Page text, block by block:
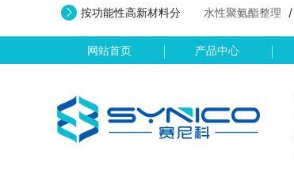
按功能性高新材料分 水性聚氨酯整理 /
网站首页 产品中心